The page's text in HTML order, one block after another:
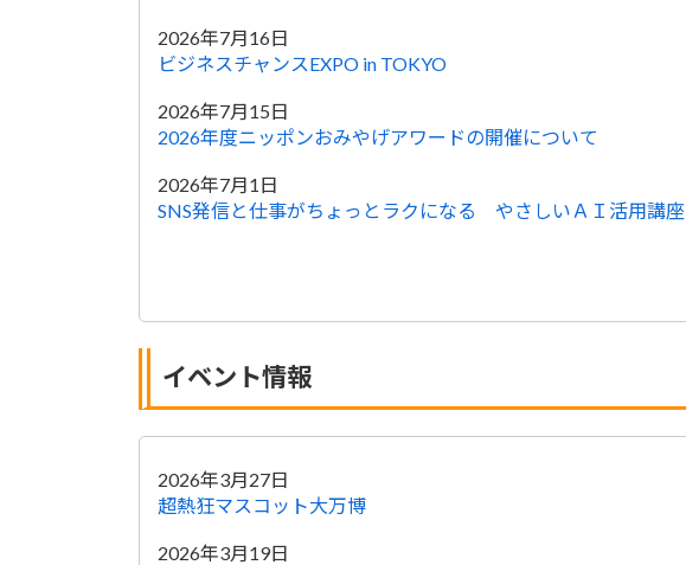
2026年7月16日
ビジネスチャンスEXPO in TOKYO
2026年7月15日
2026年度ニッポンおみやげアワードの開催について
2026年7月1日
SNS発信と仕事がちょっとラクになる やさしいＡＩ活用講座
イベント情報
2026年3月27日
超熱狂マスコット大万博
2026年3月19日